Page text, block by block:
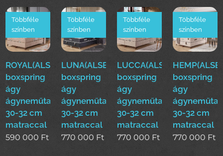
ROYAL(ALS)160*200cm
boxspring
ágy
ágyneműtartóval
30-32 cm
matraccal
Többféle
színben
590 000 Ft
LUNA(ALSE)160*200cm
boxspring
ágy
ágyneműtartóval
30-32 cm
matraccal
Többféle
színben
770 000 Ft
LUCCA(ALSE)160*200cm
boxspring
ágy
ágyneműtartóval
30-32 cm
matraccal
Többféle
színben
770 000 Ft
boxspring
ágy
30-32 cm
matraccal
Többféle
színben
770 000 Ft